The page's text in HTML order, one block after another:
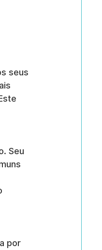
seus
Seu
por